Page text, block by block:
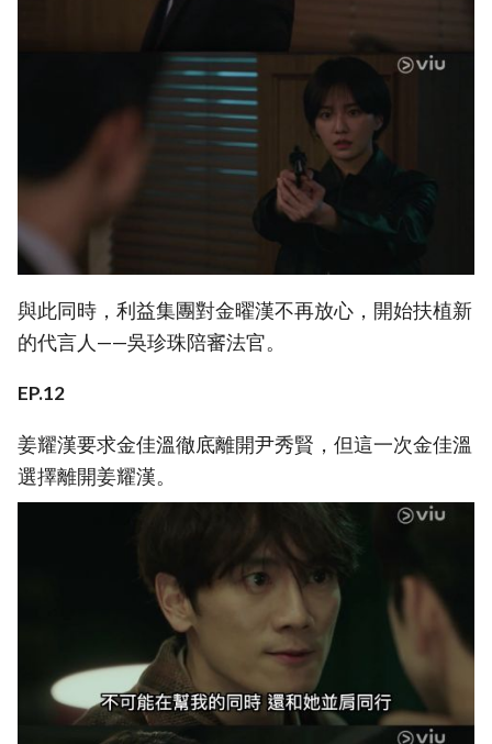
與此同時，利益集團對金曜漢不再放心，開始扶植新
的代言人——吳珍珠陪審法官。
EP.12
姜耀漢要求金佳溫徹底離開尹秀賢，但這一次金佳溫
選擇離開姜耀漢。